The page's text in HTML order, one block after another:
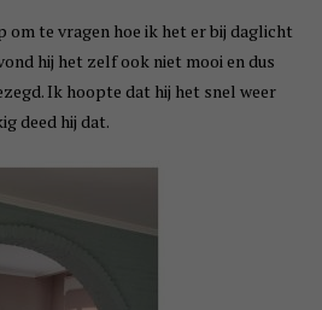
om te vragen hoe ik het er bij daglicht
hij het zelf ook niet mooi en dus
Ik hoopte dat hij het snel weer
deed hij dat.